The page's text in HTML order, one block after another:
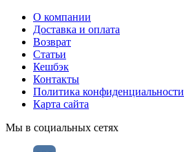
О компании
Доставка и оплата
Возврат
Статьи
Кешбэк
Контакты
Политика конфиденциальности
Карта сайта
Мы в социальных сетях